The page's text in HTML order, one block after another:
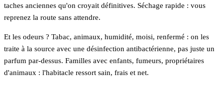
taches anciennes qu'on croyait définitives. Séchage rapide : vous
reprenez la route sans attendre.
Et les odeurs ? Tabac, animaux, humidité, moisi, renfermé : on les
traite à la source avec une désinfection antibactérienne, pas juste un
parfum par-dessus. Familles avec enfants, fumeurs, propriétaires
d'animaux : l'habitacle ressort sain, frais et net.